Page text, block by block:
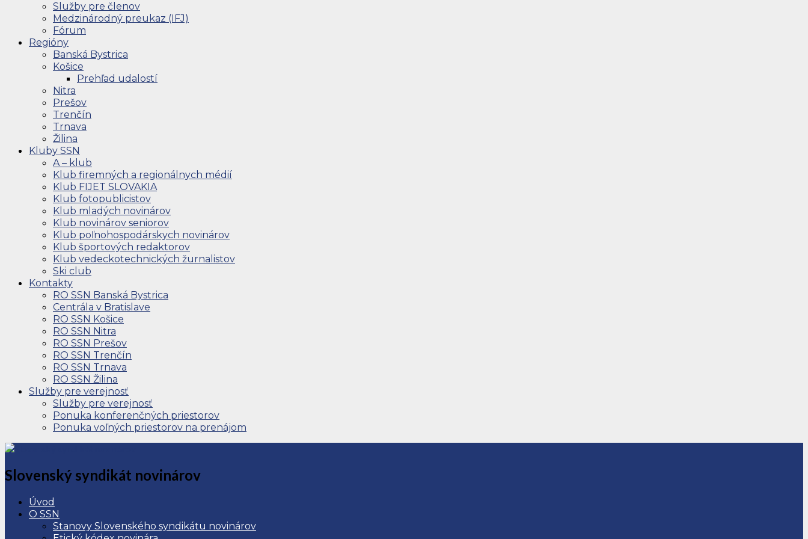
Služby pre členov
Medzinárodný preukaz (IFJ)
Fórum
Regióny
Banská Bystrica
Košice
Prehľad udalostí
Nitra
Prešov
Trenčín
Trnava
Žilina
Kluby SSN
A – klub
Klub firemných a regionálnych médií
Klub FIJET SLOVAKIA
Klub fotopublicistov
Klub mladých novinárov
Klub novinárov seniorov
Klub poľnohospodárskych novinárov
Klub športových redaktorov
Klub vedeckotechnických žurnalistov
Ski club
Kontakty
RO SSN Banská Bystrica
Centrála v Bratislave
RO SSN Košice
RO SSN Nitra
RO SSN Prešov
RO SSN Trenčín
RO SSN Trnava
RO SSN Žilina
Služby pre verejnosť
Služby pre verejnosť
Ponuka konferenčných priestorov
Ponuka voľných priestorov na prenájom
Slovenský syndikát novinárov
Úvod
O SSN
Stanovy Slovenského syndikátu novinárov